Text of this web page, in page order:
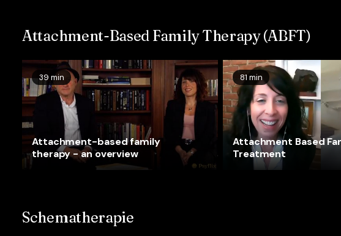
Attachment-Based Family Therapy (ABFT)
39 min
Attachment-based family
therapy - an overview
81 min
Attachment Based
Treatment
Schematherapie